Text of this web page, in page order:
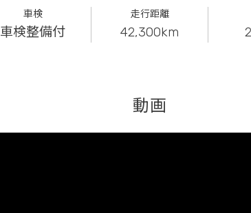
車検
車検整備付
走行距離
42,300km
動画